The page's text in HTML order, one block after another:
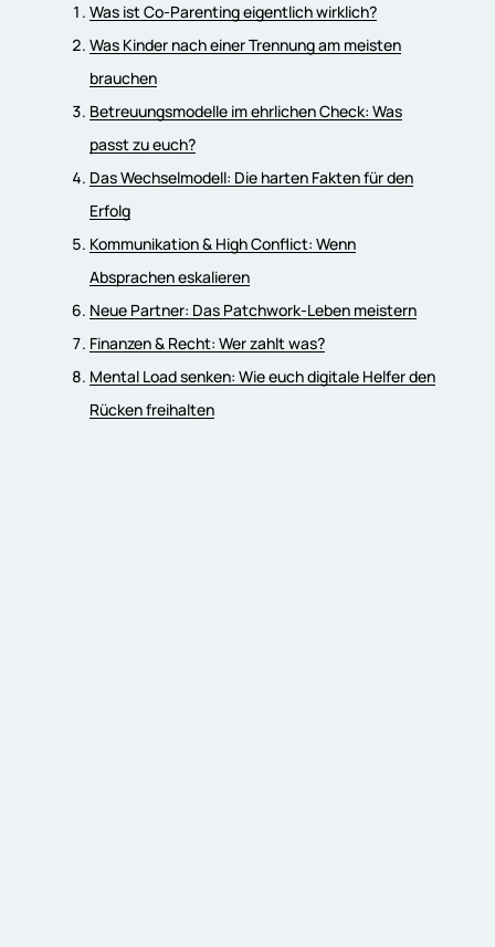
Was ist Co-Parenting eigentlich wirklich?
Was Kinder nach einer Trennung am meisten
brauchen
Betreuungsmodelle im ehrlichen Check: Was
passt zu euch?
Das Wechselmodell: Die harten Fakten für den
Erfolg
Kommunikation & High Conflict: Wenn
Absprachen eskalieren
Neue Partner: Das Patchwork-Leben meistern
Finanzen & Recht: Wer zahlt was?
Mental Load senken: Wie euch digitale Helfer den
Rücken freihalten